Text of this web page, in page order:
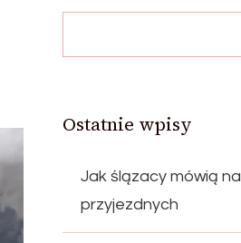
Ostatnie wpisy
Jak ślązacy mówią na
przyjezdnych